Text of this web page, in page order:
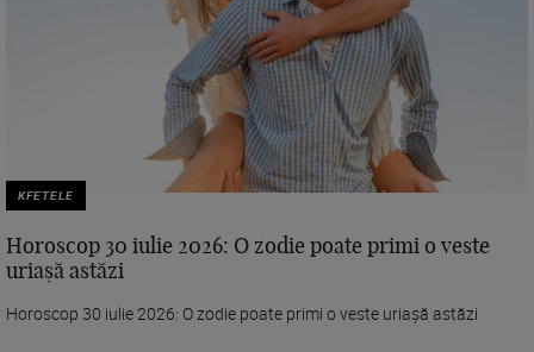
KFETELE
Horoscop 30 iulie 2026: O zodie poate primi o veste
uriașă astăzi
Horoscop 30 iulie 2026: O zodie poate primi o veste uriașă astăzi